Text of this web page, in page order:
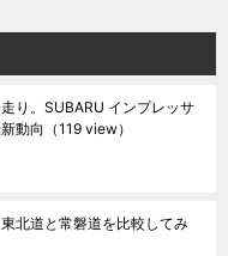
り。SUBARU インプレッサ
動向 （119 view）
北道と常磐道を比較してみ